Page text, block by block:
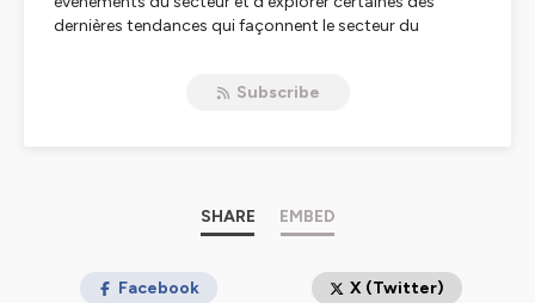
dernières tendances qui façonnent le secteur du
Par 20/CENT Retail www.20centretail.com
Subscribe
SHARE EMBED
Facebook X (Twitter)